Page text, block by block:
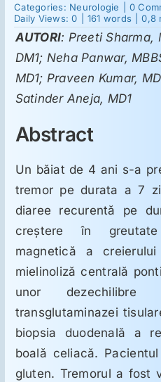
Suplimente
Reumatologie
Mesajele lui Reichelt
Dietă
LDN
ORL
Oncologie
Categories: Neurologie 0
Daily Views: 0
161 words 0,8
AUTORI: Preeti Sharma,
DM1; Neha Panwar,
MD1; Praveen Kumar,
Satinder Aneja, MD1
Abstract
Un băiat de 4 ani s-a
tremor pe durata a 7
diaree recurentă pe
creştere în
magnetică a
mielinoliză centrală
unor dezechilibre
transglutaminazei
biopsia duodenală a
boală celiacă.
gluten. Tremorul a fost